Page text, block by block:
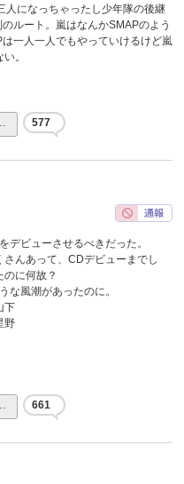
人になっちゃったし少年隊の後継
ルート。嵐はなんかSMAPのよう
一人一人でもやっていけるけど嵐
。
577
デビューさせるべきだった。
んあって、CDデビューまでし
に何故？
な風潮があったのに。
下
野
661